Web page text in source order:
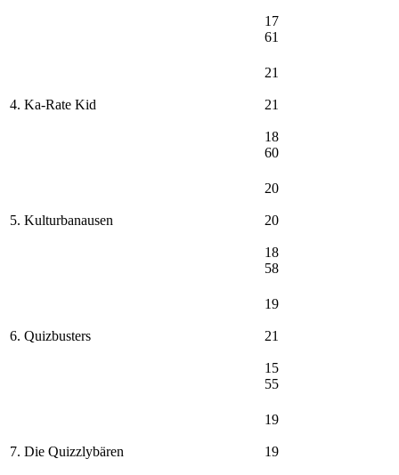
17
61
4. Ka-Rate Kid
21
21
18
60
5. Kulturbanausen
20
20
18
58
6. Quizbusters
19
21
15
55
7. Die Quizzlybären
19
19